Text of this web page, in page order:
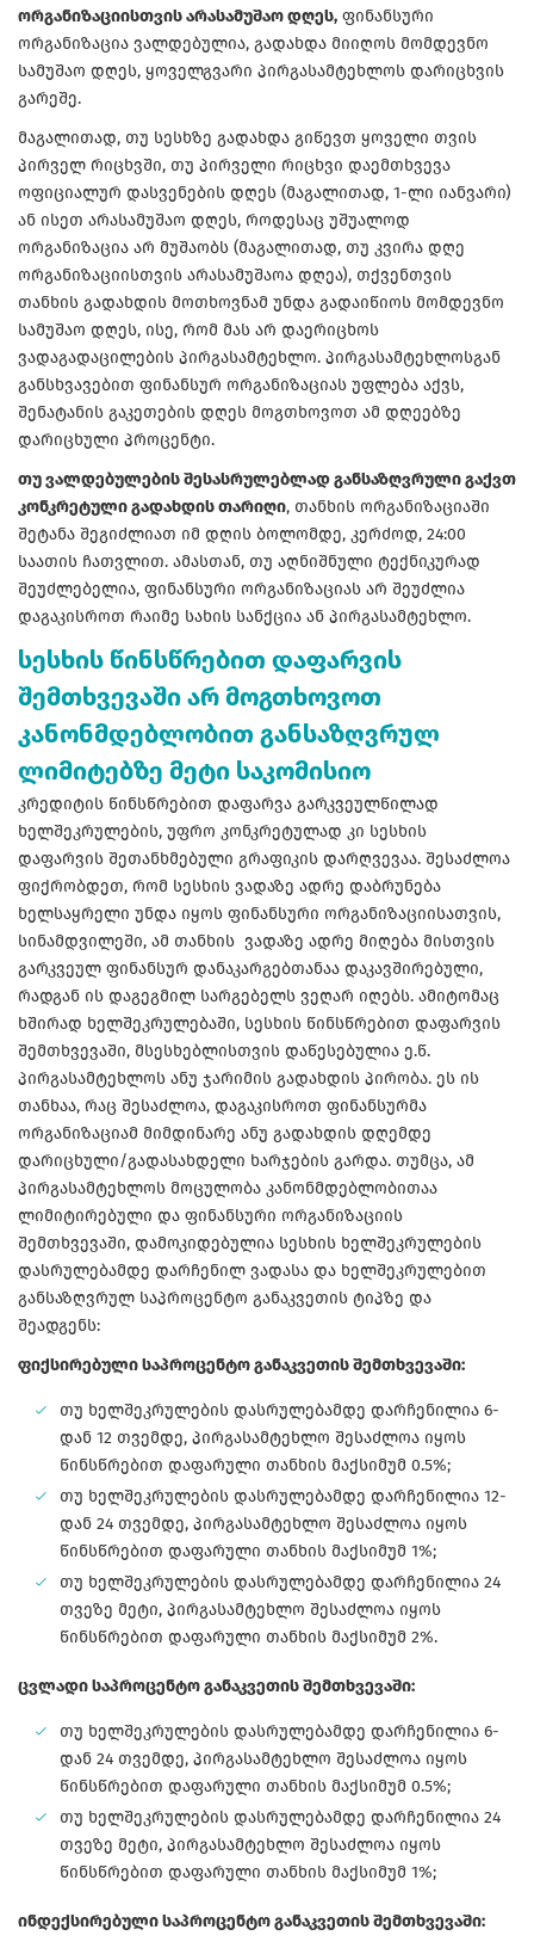
ორგანიზაციისთვის არასამუშაო დღეს, ფინანსური
ორგანიზაცია ვალდებულია, გადახდა მიიღოს მომდევნო
სამუშაო დღეს, ყოველგვარი პირგასამტეხლოს დარიცხვის
გარეშე.
მაგალითად, თუ სესხზე გადახდა გიწევთ ყოველი თვის
პირველ რიცხვში, თუ პირველი რიცხვი დაემთხვევა
ოფიციალურ დასვენების დღეს (მაგალითად, 1-ლი იანვარი)
ან ისეთ არასამუშაო დღეს, როდესაც უშუალოდ
ორგანიზაცია არ მუშაობს (მაგალითად, თუ კვირა დღე
ორგანიზაციისთვის არასამუშაოა დღეა), თქვენთვის
თანხის გადახდის მოთხოვნამ უნდა გადაიწიოს მომდევნო
სამუშაო დღეს, ისე, რომ მას არ დაერიცხოს
ვადაგადაცილების პირგასამტეხლო. პირგასამტეხლოსგან
განსხვავებით ფინანსურ ორგანიზაციას უფლება აქვს,
შენატანის გაკეთების დღეს მოგთხოვოთ ამ დღეებზე
დარიცხული პროცენტი.
თუ ვალდებულების შესასრულებლად განსაზღვრული გაქვთ
კონკრეტული გადახდის თარიღი, თანხის ორგანიზაციაში
შეტანა შეგიძლიათ იმ დღის ბოლომდე, კერძოდ, 24:00
საათის ჩათვლით. ამასთან, თუ აღნიშნული ტექნიკურად
შეუძლებელია, ფინანსური ორგანიზაციას არ შეუძლია
დაგაკისროთ რაიმე სახის სანქცია ან პირგასამტეხლო.
სესხის წინსწრებით დაფარვის
შემთხვევაში არ მოგთხოვოთ
კანონმდებლობით განსაზღვრულ
ლიმიტებზე მეტი საკომისიო
კრედიტის წინსწრებით დაფარვა გარკვეულწილად
ხელშეკრულების, უფრო კონკრეტულად კი სესხის
დაფარვის შეთანხმებული გრაფიკის დარღვევაა. შესაძლოა
ფიქრობდეთ, რომ სესხის ვადაზე ადრე დაბრუნება
ხელსაყრელი უნდა იყოს ფინანსური ორგანიზაციისათვის,
სინამდვილეში, ამ თანხის ვადაზე ადრე მიღება მისთვის
გარკვეულ ფინანსურ დანაკარგებთანაა დაკავშირებული,
რადგან ის დაგეგმილ სარგებელს ვეღარ იღებს. ამიტომაც
ხშირად ხელშეკრულებაში, სესხის წინსწრებით დაფარვის
შემთხვევაში, მსესხებლისთვის დაწესებულია ე.წ.
პირგასამტეხლოს ანუ ჯარიმის გადახდის პირობა. ეს ის
თანხაა, რაც შესაძლოა, დაგაკისროთ ფინანსურმა
ორგანიზაციამ მიმდინარე ანუ გადახდის დღემდე
დარიცხული/გადასახდელი ხარჯების გარდა. თუმცა, ამ
პირგასამტეხლოს მოცულობა კანონმდებლობითაა
ლიმიტირებული და ფინანსური ორგანიზაციის
შემთხვევაში, დამოკიდებულია სესხის ხელშეკრულების
დასრულებამდე დარჩენილ ვადასა და ხელშეკრულებით
განსაზღვრულ საპროცენტო განაკვეთის ტიპზე და
შეადგენს:
ფიქსირებული საპროცენტო განაკვეთის შემთხვევაში:
თუ ხელშეკრულების დასრულებამდე დარჩენილია 6-
დან 12 თვემდე, პირგასამტეხლო შესაძლოა იყოს
წინსწრებით დაფარული თანხის მაქსიმუმ 0.5%;
თუ ხელშეკრულების დასრულებამდე დარჩენილია 12-
დან 24 თვემდე, პირგასამტეხლო შესაძლოა იყოს
წინსწრებით დაფარული თანხის მაქსიმუმ 1%;
თუ ხელშეკრულების დასრულებამდე დარჩენილია 24
თვეზე მეტი, პირგასამტეხლო შესაძლოა იყოს
წინსწრებით დაფარული თანხის მაქსიმუმ 2%.
ცვლადი საპროცენტო განაკვეთის შემთხვევაში:
თუ ხელშეკრულების დასრულებამდე დარჩენილია 6-
დან 24 თვემდე, პირგასამტეხლო შესაძლოა იყოს
წინსწრებით დაფარული თანხის მაქსიმუმ 0.5%;
თუ ხელშეკრულების დასრულებამდე დარჩენილია 24
თვეზე მეტი, პირგასამტეხლო შესაძლოა იყოს
წინსწრებით დაფარული თანხის მაქსიმუმ 1%;
ინდექსირებული საპროცენტო განაკვეთის შემთხვევაში: